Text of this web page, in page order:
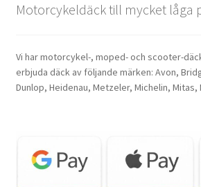
Motorcykeldäck till mycket låga
Vi har motorcykel-, moped- och scooter-
erbjuda däck av följande märken: Avon,
Dunlop, Heidenau, Metzeler, Michelin, Mitas,